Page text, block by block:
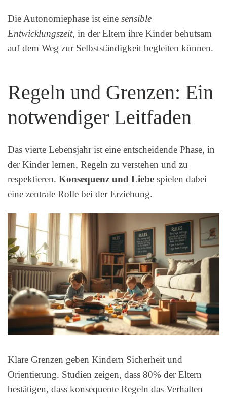
Die Autonomiephase ist eine sensible
Entwicklungszeit, in der Eltern ihre Kinder behutsam
auf dem Weg zur Selbstständigkeit begleiten können.
Regeln und Grenzen: Ein
notwendiger Leitfaden
Das vierte Lebensjahr ist eine entscheidende Phase, in
der Kinder lernen, Regeln zu verstehen und zu
respektieren. Konsequenz und Liebe spielen dabei
eine zentrale Rolle bei der Erziehung.
Klare Grenzen geben Kindern Sicherheit und
Orientierung. Studien zeigen, dass 80% der Eltern
bestätigen, dass konsequente Regeln das Verhalten